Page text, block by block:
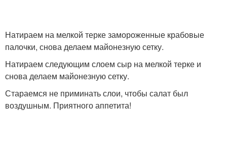
Натираем на мелкой терке замороженные крабовые
палочки, снова делаем майонезную сетку.
Натираем следующим слоем сыр на мелкой терке и
снова делаем майонезную сетку.
Стараемся не приминать слои, чтобы салат был
воздушным. Приятного аппетита!